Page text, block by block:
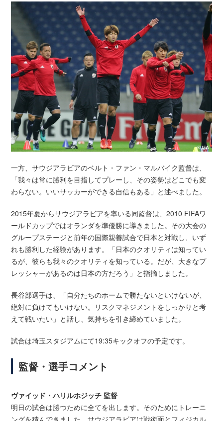
一方、サウジアラビアのベルト・ファン・マルバイク監督は、
「我々は常に勝利を目指してプレーし、その姿勢はどこでも変
わらない。いいサッカーができる自信もある」と述べました。
2015年夏からサウジアラビアを率いる同監督は、2010 FIFAワ
ールドカップではオランダを準優勝に導きました。その大会の
グループステージと前年の国際親善試合で日本と対戦し、いず
れも勝利した経験があります。「日本のクオリティは知ってい
るが、彼らも我々のクオリティを知っている。だが、大きなプ
レッシャーがあるのは日本の方だろう」と指摘しました。
長谷部選手は、「自分たちのホームで勝たないといけないが、
絶対に負けてもいけない。リスクマネジメントをしっかりと考
えて戦いたい」と話し、気持ちを引き締めていました。
試合は埼玉スタジアムにて19:35キックオフの予定です。
監督・選手コメント
ヴァイッド・ハリルホジッチ 監督
明日の試合は勝つために全てを出します。そのためにトレーニ